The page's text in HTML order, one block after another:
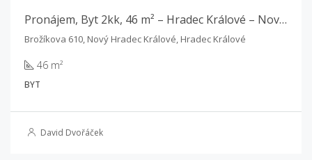
Pronájem, Byt 2kk, 46 m² – Hradec Králové – Nový Hradec Králové
Brožíkova 610, Nový Hradec Králové, Hradec Králové
46 m²
BYT
David Dvořáček